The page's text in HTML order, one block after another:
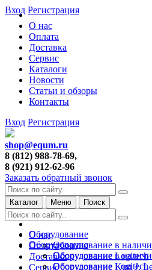
О нас
Оплата
Доставка
Сервис
Каталоги
Новости
Статьи и обзоры
Контакты
Вход Регистрация
Вход Регистрация
shop@equm.ru
8 (812) 988-78-69,
8 (921) 912-62-96
Заказать обратный звонок
Каталог Меню Поиск
О нас
Оплата
Доставка
Сервис
Оборудование
Оборудование в
Оборудование Logitech
Оборудование Kurt J.
Оборудование
Оборудование в
Оборудование Logitech